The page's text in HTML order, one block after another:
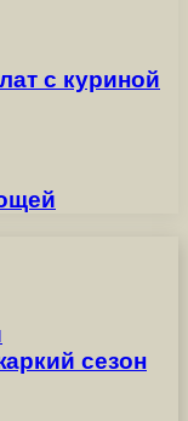
с куриной
сезон